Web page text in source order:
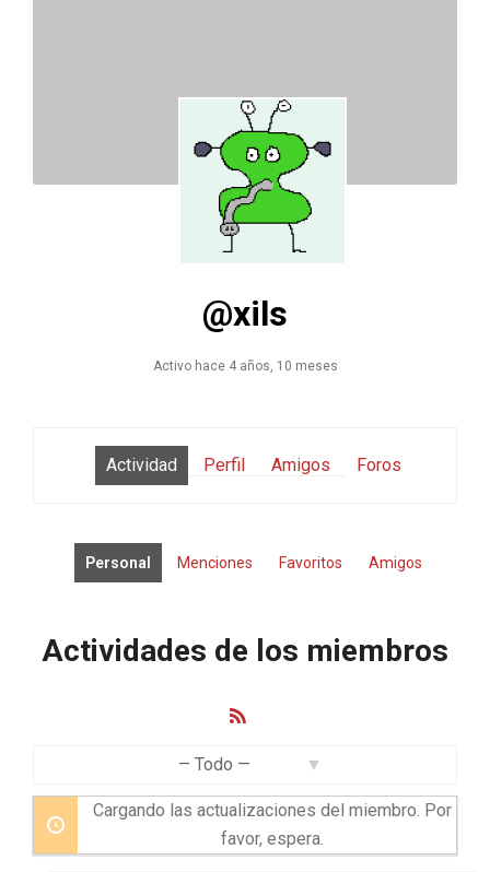
@xils
Activo hace 4 años, 10 meses
Actividad Perfil Amigos Foros
Personal Menciones Favoritos Amigos
Actividades de los miembros
Feed
Cargando las actualizaciones del miembro. Por
favor, espera.